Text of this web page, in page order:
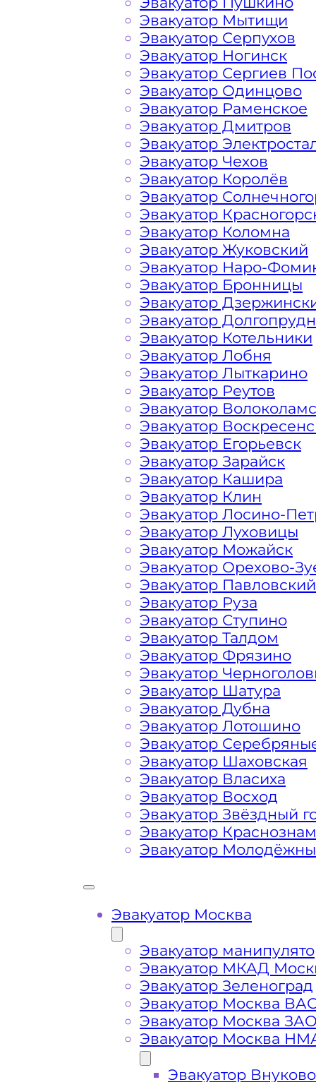
Как
Ясенево
Перевозка автомобиля по району
дешево, круглосуточно и срочно –
решить возникшие на дороге
вам свои услуги по вызову
найдете все, что нужно для
доступные цены, круглосуточную
большим опытом работы. Мы
эвакуатора на дороге по низкой
в сфере транспортировки и
Ясенево Москва. Мы используем
что позволяет срочно и безопасно
Подмосковных, Московских
поломке транспортного средства
полным списком услуг эвакуатора
Административном Округе Столицы
Ясенево Какая цена
Расчет стоимости эвакуатора за
каждом конкретном случае
готова порадовать доступными
автомобилистов и Гостей Столицы.
На стоимость эвакуации
Габариты, вес и тип
Заказанный эвакуатор
платформой
Маршрут от места вызова
района Москвы Ясенево
Затрудняющие факторы –
передач (АКПП)
Буксировка автомобиля из
Эвакуатор Мытищи
Эвакуатор Серпухов
Эвакуатор Ногинск
Эвакуатор Сергиев
Эвакуатор Одинцово
Эвакуатор Раменское
Эвакуатор Дмитров
Эвакуатор
Эвакуатор Чехов
Эвакуатор Королёв
Эвакуатор
Эвакуатор
Эвакуатор Коломна
Эвакуатор Жуковский
Эвакуатор Наро-
Эвакуатор Бронницы
Эвакуатор
Эвакуатор
Эвакуатор Котельники
Эвакуатор Лобня
Эвакуатор Лыткарино
Эвакуатор Реутов
Эвакуатор
Эвакуатор
Эвакуатор Егорьевск
Эвакуатор Зарайск
Эвакуатор Кашира
Эвакуатор Клин
Эвакуатор Лосино-
Эвакуатор Луховицы
Эвакуатор Можайск
Эвакуатор Орехово-
Эвакуатор
Эвакуатор Руза
Эвакуатор Ступино
Эвакуатор Талдом
Эвакуатор Фрязино
Эвакуатор
Эвакуатор Шатура
Эвакуатор Дубна
Эвакуатор Лотошино
Эвакуатор
Эвакуатор Шаховская
Эвакуатор Власиха
Эвакуатор Восход
Эвакуатор Звёздный
Эвакуатор
Эвакуатор
Эвакуатор Москва
Эвакуатор
Эвакуатор МКАД
Эвакуатор Зеленоград
Эвакуатор Москва
Эвакуатор Москва
Эвакуатор Москва
Эвакуатор Внуково